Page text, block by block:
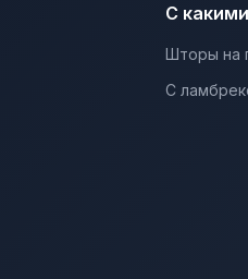
С
Шторы на
С